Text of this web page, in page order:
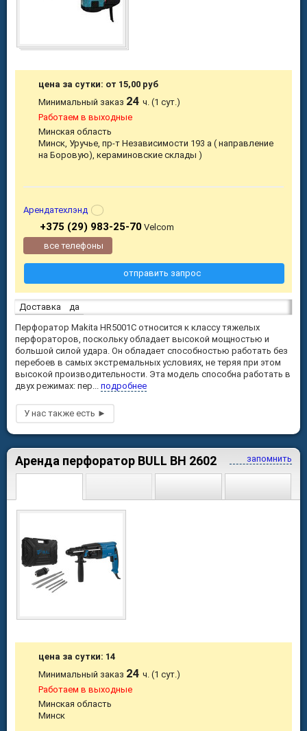
Доставка
да
Перфоратор Makita HR5001C относится к классу тяжелых
перфораторов, поскольку обладает высокой мощностью и
большой силой удара. Он обладает способностью работать без
перебоев в самых экстремальных условиях, не теряя при этом
высокой производительности. Эта модель способна работать в
двух режимах: пер... подробнее
цена за сутки: от 15,00 руб
Минимальный заказ 24ч. (1 сут.)
Работаем в выходные
Минская область
Минск, Уручье, пр-т Независимости 193 а ( направление
на Боровую), кераминовские склады )
Арендатехлэнд
+375 (29) 983-25-70Velcom
все телефоны
отправить запрос
запомнить
Аренда перфоратор BULL BH 2602
цена за сутки: 14
Минимальный заказ 24ч. (1 сут.)
Работаем в выходные
Минская область
Минск